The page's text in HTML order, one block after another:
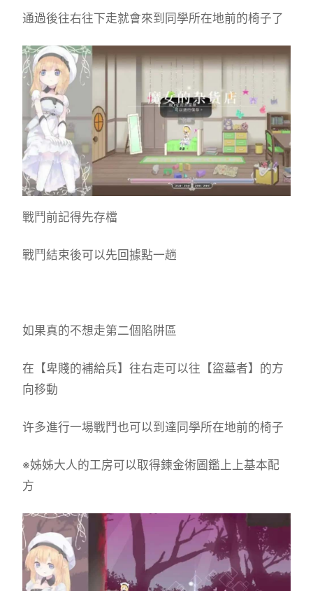
通過後往右往下走就會來到同學所在地前的椅子了
戰鬥前記得先存檔
戰鬥結束後可以先回據點一趟
如果真的不想走第二個陷阱區
在【卑賤的補給兵】往右走可以往【盜墓者】的方
向移動
许多進行一場戰鬥也可以到達同學所在地前的椅子
※姊姊大人的工房可以取得鍊金術圖鑑上上基本配
方